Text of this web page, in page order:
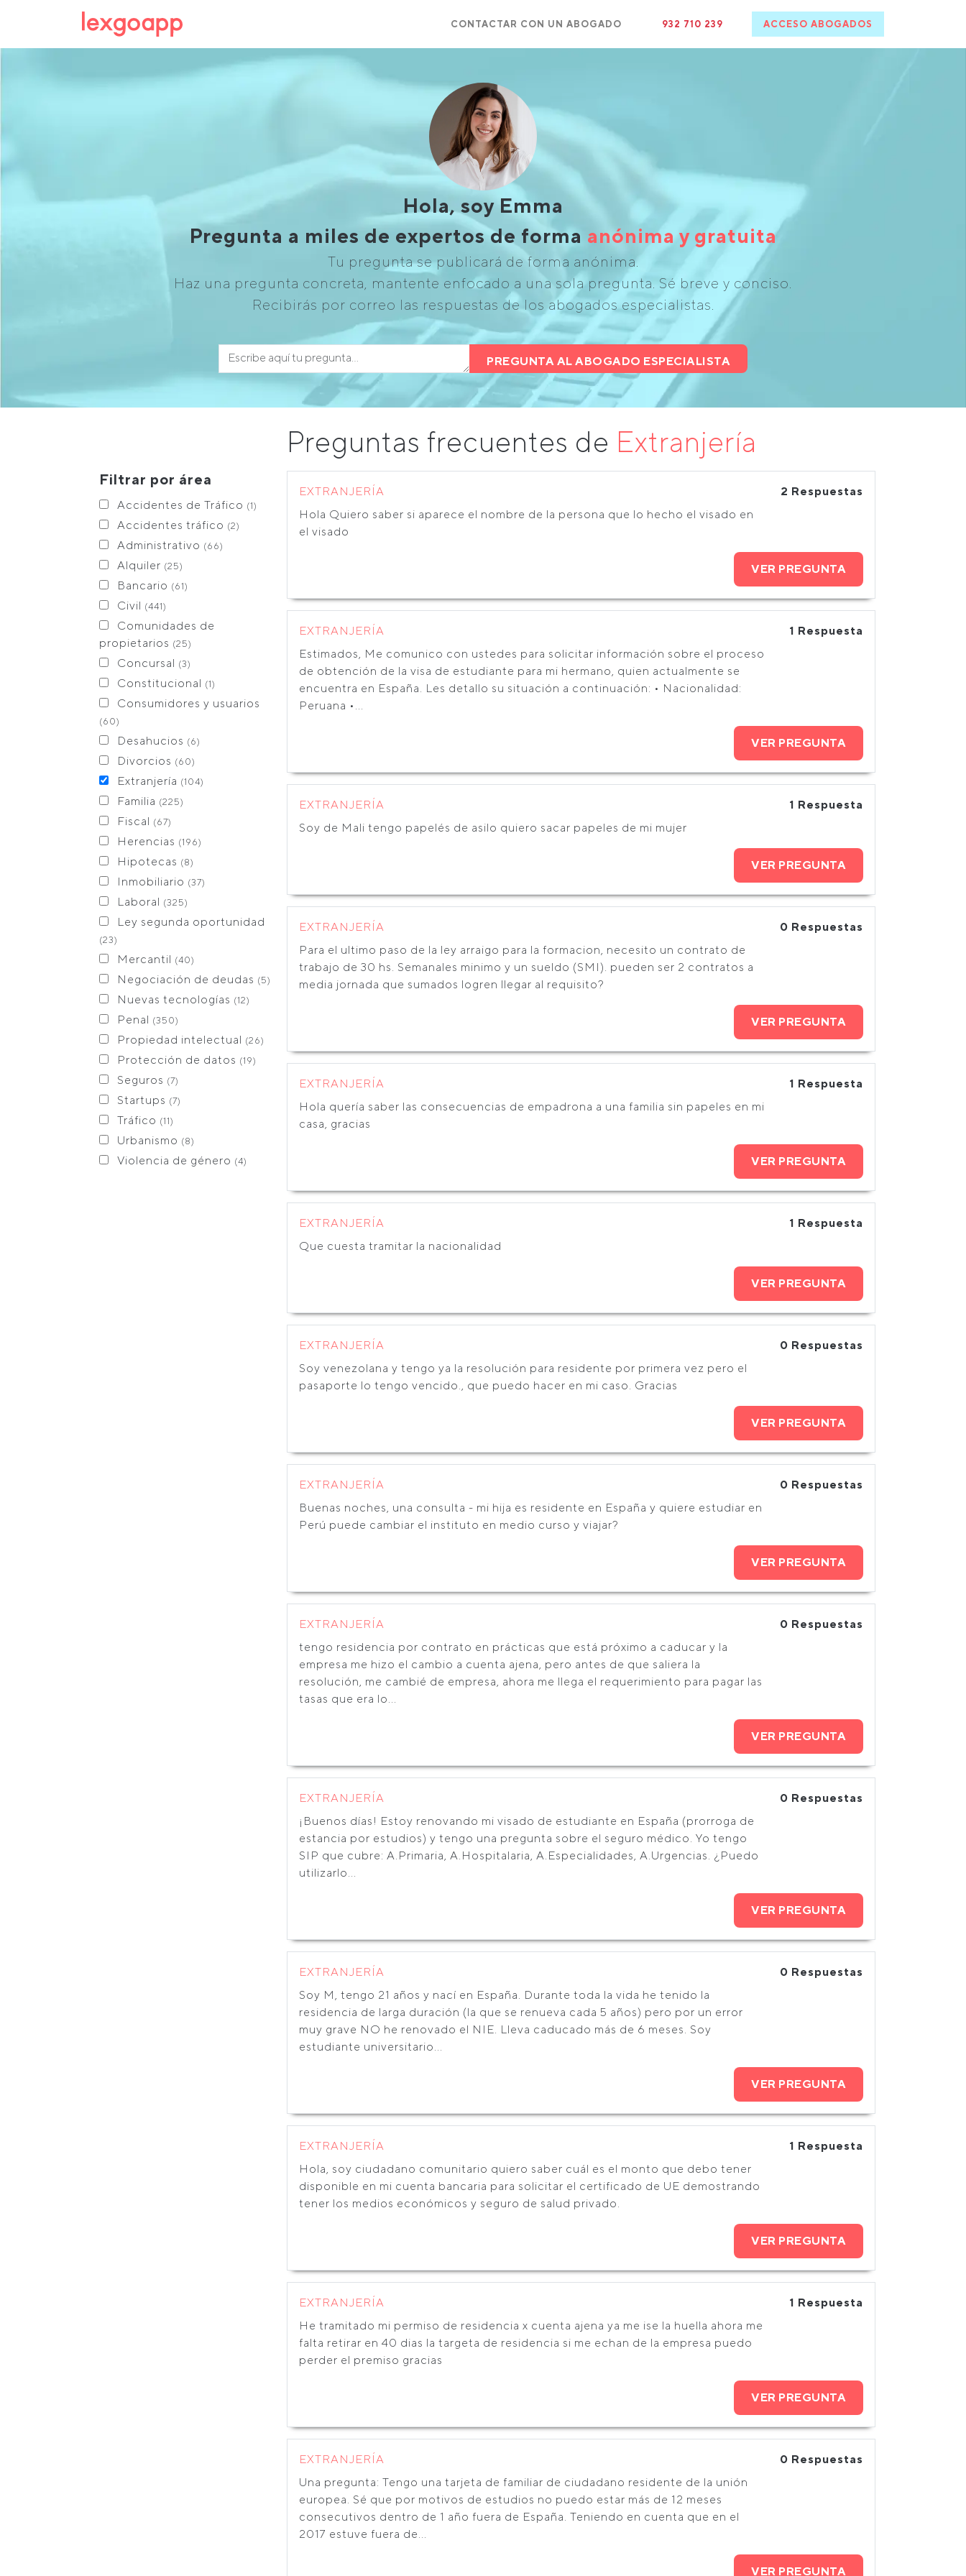
CONTACTAR CON UN ABOGADO 932 710 239 ACCESO ABOGADOS
Hola, soy Emma
Pregunta a miles de expertos de forma anónima y gratuita
Tu pregunta se publicará de forma anónima.
Haz una pregunta concreta, mantente enfocado a una sola pregunta. Sé breve y conciso.
Recibirás por correo las respuestas de los abogados especialistas.
PREGUNTA AL ABOGADO ESPECIALISTA
Preguntas frecuentes de Extranjería
Filtrar por área
Accidentes de Tráfico (1)
Accidentes tráfico (2)
Administrativo (66)
Alquiler (25)
Bancario (61)
Civil (441)
Comunidades de
propietarios (25)
Concursal (3)
Constitucional (1)
Consumidores y usuarios
(60)
Desahucios (6)
Divorcios (60)
Extranjería (104)
Familia (225)
Fiscal (67)
Herencias (196)
Hipotecas (8)
Inmobiliario (37)
Laboral (325)
Ley segunda oportunidad
(23)
Mercantil (40)
Negociación de deudas (5)
Nuevas tecnologías (12)
Penal (350)
Propiedad intelectual (26)
Protección de datos (19)
Seguros (7)
Startups (7)
Tráfico (11)
Urbanismo (8)
Violencia de género (4)
EXTRANJERÍA
2 Respuestas
Hola Quiero saber si aparece el nombre de la persona que lo hecho el visado en
el visado
VER PREGUNTA
EXTRANJERÍA
1 Respuesta
Estimados, Me comunico con ustedes para solicitar información sobre el proceso
de obtención de la visa de estudiante para mi hermano, quien actualmente se
encuentra en España. Les detallo su situación a continuación: • Nacionalidad:
Peruana •...
VER PREGUNTA
EXTRANJERÍA
1 Respuesta
Soy de Mali tengo papelés de asilo quiero sacar papeles de mi mujer
VER PREGUNTA
EXTRANJERÍA
0 Respuestas
Para el ultimo paso de la ley arraigo para la formacion, necesito un contrato de
trabajo de 30 hs. Semanales minimo y un sueldo (SMI). pueden ser 2 contratos a
media jornada que sumados logren llegar al requisito?
VER PREGUNTA
EXTRANJERÍA
1 Respuesta
Hola quería saber las consecuencias de empadrona a una familia sin papeles en mi
casa, gracias
VER PREGUNTA
EXTRANJERÍA
1 Respuesta
Que cuesta tramitar la nacionalidad
VER PREGUNTA
EXTRANJERÍA
0 Respuestas
Soy venezolana y tengo ya la resolución para residente por primera vez pero el
pasaporte lo tengo vencido., que puedo hacer en mi caso. Gracias
VER PREGUNTA
EXTRANJERÍA
0 Respuestas
Buenas noches, una consulta - mi hija es residente en España y quiere estudiar en
Perú puede cambiar el instituto en medio curso y viajar?
VER PREGUNTA
EXTRANJERÍA
0 Respuestas
tengo residencia por contrato en prácticas que está próximo a caducar y la
empresa me hizo el cambio a cuenta ajena, pero antes de que saliera la
resolución, me cambié de empresa, ahora me llega el requerimiento para pagar las
tasas que era lo...
VER PREGUNTA
EXTRANJERÍA
0 Respuestas
¡Buenos días! Estoy renovando mi visado de estudiante en España (prorroga de
estancia por estudios) y tengo una pregunta sobre el seguro médico. Yo tengo
SIP que cubre: A.Primaria, A.Hospitalaria, A.Especialidades, A.Urgencias. ¿Puedo
utilizarlo...
VER PREGUNTA
EXTRANJERÍA
0 Respuestas
Soy M, tengo 21 años y nací en España. Durante toda la vida he tenido la
residencia de larga duración (la que se renueva cada 5 años) pero por un error
muy grave NO he renovado el NIE. Lleva caducado más de 6 meses. Soy
estudiante universitario...
VER PREGUNTA
EXTRANJERÍA
1 Respuesta
Hola, soy ciudadano comunitario quiero saber cuál es el monto que debo tener
disponible en mi cuenta bancaria para solicitar el certificado de UE demostrando
tener los medios económicos y seguro de salud privado.
VER PREGUNTA
EXTRANJERÍA
1 Respuesta
He tramitado mi permiso de residencia x cuenta ajena ya me ise la huella ahora me
falta retirar en 40 dias la targeta de residencia si me echan de la empresa puedo
perder el premiso gracias
VER PREGUNTA
EXTRANJERÍA
0 Respuestas
Una pregunta: Tengo una tarjeta de familiar de ciudadano residente de la unión
europea. Sé que por motivos de estudios no puedo estar más de 12 meses
consecutivos dentro de 1 año fuera de España. Teniendo en cuenta que en el
2017 estuve fuera de...
VER PREGUNTA